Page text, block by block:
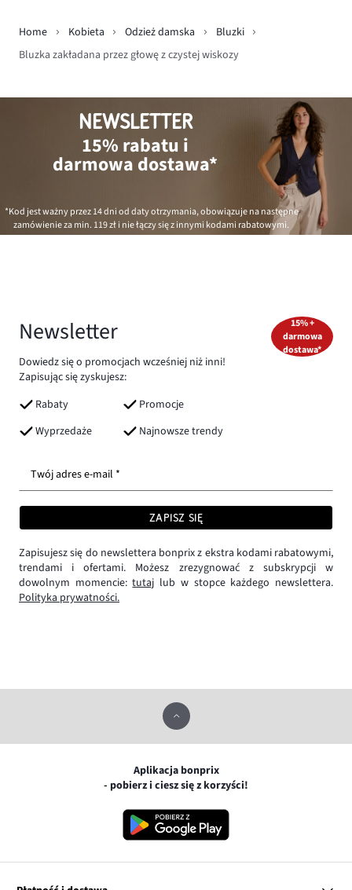
Home Kobieta Odzież damska
Bluzki
Bluzka zakładana przez głowę z czystej wiskozy
NEWSLETTER
15% rabatu i
darmowa dostawa*
*Kod jest ważny przez 14 dni od daty otrzymania, obowiązuje na następne
zamówienie za min. 119 złi nie łączy się z innymi kodami rabatowymi.
Newsletter
Dowiedz się o promocjach wcześniej niż inni!
Zapisując się zyskujesz:
Rabaty
Promocje
Wyprzedaże
Najnowsze trendy
15% +
darmowa
dostawa*
Twój adres e-mail *
ZAPISZ SIĘ
Zapisujesz się do newslettera bonprix z ekstra kodami rabatowymi,
trendami i ofertami. Możesz zrezygnować z subskrypcji w
dowolnym momencie:tutaj lub w stopce każdego newslettera.
Polityka prywatności.
Aplikacja bonprix
- pobierz i ciesz się z korzyści!